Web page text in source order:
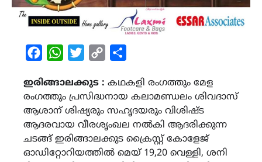
FacebookWhatsAppTwitterCopy
ഇരിങ്ങാലക്കുട : കഥകളി രംഗത്തും മേള
രംഗത്തും പ്രസിദ്ധനായ കലാമണ്ഡലം ശിവദാസ്
ആശാന് ശിഷ്യരും സഹൃദയരും വിശിഷ്ട
ആദരവായ വീരശൃംഖല നൽകി ആദരിക്കുന്ന
ചടങ്ങ് ഇരിങ്ങാലക്കുട ക്രൈസ്റ്റ് കോളേജ്
ഓഡിറ്റോറിയത്തിൽ മെയ് 19,20 വെള്ളി, ശനി